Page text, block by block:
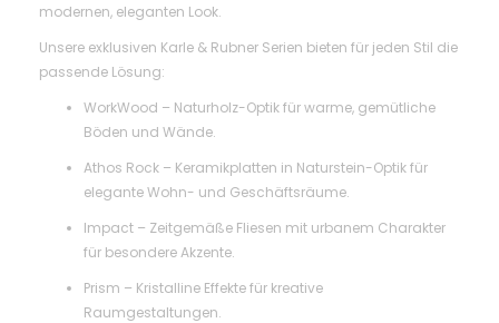
modernen, eleganten Look.
Unsere exklusiven Karle & Rubner Serien bieten für jeden Stil die
passende Lösung:
WorkWood – Naturholz-Optik für warme, gemütliche
Böden und Wände.
Athos Rock – Keramikplatten in Naturstein-Optik für
elegante Wohn- und Geschäftsräume.
Impact – Zeitgemäße Fliesen mit urbanem Charakter
für besondere Akzente.
Prism – Kristalline Effekte für kreative
Raumgestaltungen.